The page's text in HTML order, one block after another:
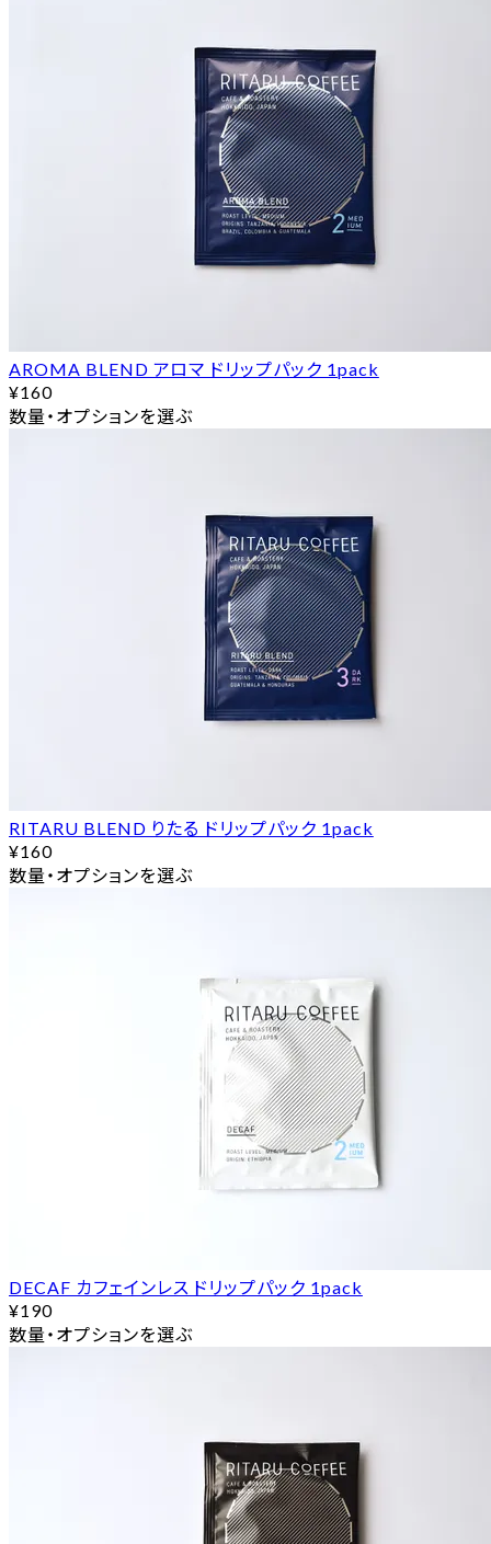
AROMA BLEND アロマ ドリップパック 1pack
¥160
数量・オプションを選ぶ
RITARU BLEND りたる ドリップパック 1pack
¥160
数量・オプションを選ぶ
DECAF カフェインレス ドリップパック 1pack
¥190
数量・オプションを選ぶ